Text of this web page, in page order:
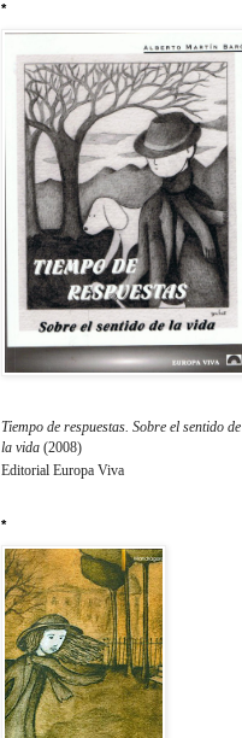
*
Tiempo de respuestas. Sobre el sentido de
la vida (2008)
Editorial Europa Viva
*